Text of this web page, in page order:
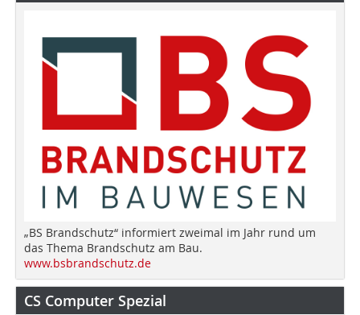
„BS Brandschutz“ informiert zweimal im Jahr rund um
das Thema Brandschutz am Bau.
www.bsbrandschutz.de
CS Computer Spezial